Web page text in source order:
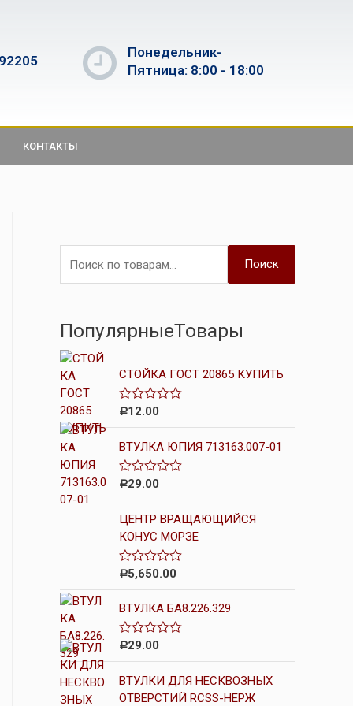
Понедельник-
Пятница: 8:00 - 18:00
КОНТАКТЫ
Поиск
ПопулярныеТовары
СТОЙКА ГОСТ 20865 КУПИТЬ
О
н
а
0
5
Р12.00
ВТУЛКА ЮПИЯ 713163.007-01
О
н
к
а
0
з
5
Р29.00
ЦЕНТР ВРАЩАЮЩИЙСЯ
КОНУС МОРЗЕ
О
н
к
а
0
5
Р5,650.00
ВТУЛКА БА8.226.329
О
н
к
Р29.00
ВТУЛКИ ДЛЯ НЕСКВОЗНЫХ
ОТВЕРСТИЙ RCSS-НЕРЖ